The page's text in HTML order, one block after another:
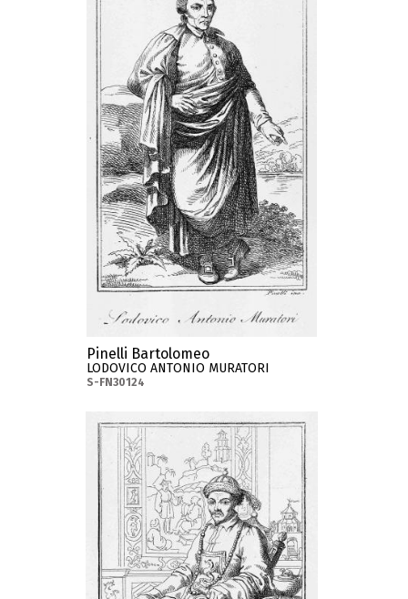
Pinelli Bartolomeo
LODOVICO ANTONIO MURATORI
S-FN30124